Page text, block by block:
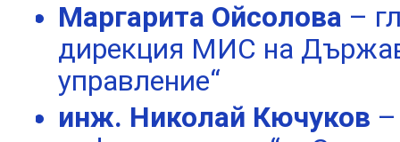
Маргарита Ойсолова –
дирекция МИС на
управление“
инж. Николай Кючуков